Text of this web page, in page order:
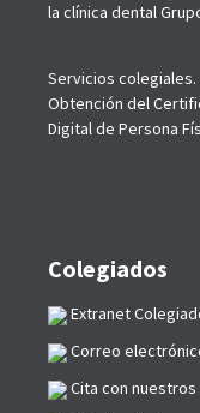
la clínica dental
Servicios colegiales.
Obtención del
Digital de Persona
Colegiados
Extranet
Correo
Cita con